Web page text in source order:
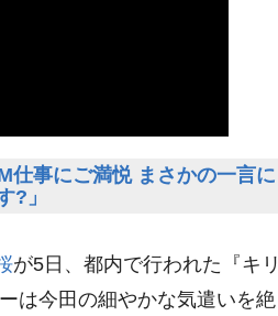
仕事にご満悦 まさかの一言に
?」
が5日、都内で行われた『キリ
は今田の細やかな気遣いを絶